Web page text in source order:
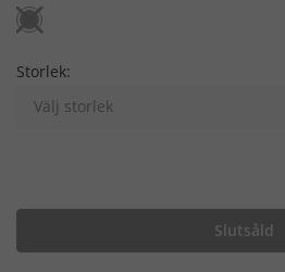
Storlek:
Välj storlek
Slutsåld